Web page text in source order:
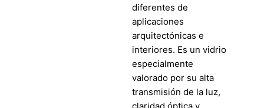
diferentes de
aplicaciones
arquitectónicas e
interiores. Es un vidrio
especialmente
valorado por su alta
transmisión de la luz,